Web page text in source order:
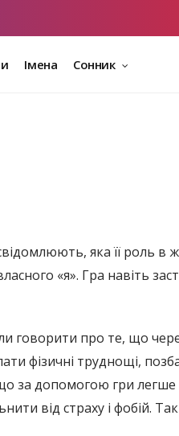
Імена Сонник
яка її роль в
«я». Гра навіть
говорити про те, що
фізичні труднощі,
допомогою гри легше
від страху і фобій.